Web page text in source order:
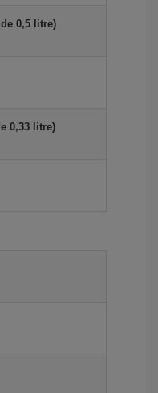
0,5 litre)
0,33 litre)